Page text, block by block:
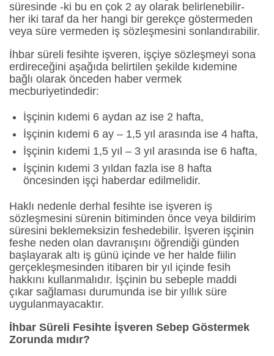
süresinde -ki bu en çok 2 ay olarak belirlenebilir-
her iki taraf da her hangi bir gerekçe göstermeden
veya süre vermeden iş sözleşmesini sonlandırabilir.
İhbar süreli fesihte işveren, işçiye sözleşmeyi sona
erdireceğini aşağıda belirtilen şekilde kıdemine
bağlı olarak önceden haber vermek
mecburiyetindedir:
İşçinin kıdemi 6 aydan az ise 2 hafta,
İşçinin kıdemi 6 ay – 1,5 yıl arasında ise 4 hafta,
İşçinin kıdemi 1,5 yıl – 3 yıl arasında ise 6 hafta,
İşçinin kıdemi 3 yıldan fazla ise 8 hafta
öncesinden işçi haberdar edilmelidir.
Haklı nedenle derhal fesihte ise işveren iş
sözleşmesini sürenin bitiminden önce veya bildirim
süresini beklemeksizin feshedebilir. İşveren işçinin
feshe neden olan davranışını öğrendiği günden
başlayarak altı iş günü içinde ve her halde fiilin
gerçekleşmesinden itibaren bir yıl içinde fesih
hakkını kullanmalıdır. İşçinin bu sebeple maddi
çıkar sağlaması durumunda ise bir yıllık süre
uygulanmayacaktır.
İhbar Süreli Fesihte İşveren Sebep Göstermek
Zorunda mıdır?